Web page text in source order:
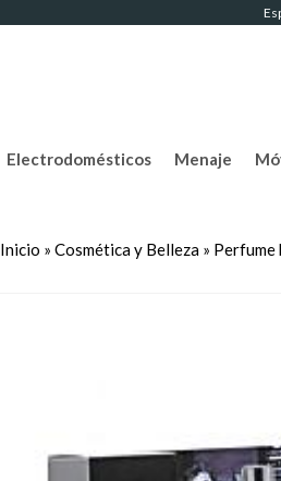
Electrodomésticos Menaje
Inicio » Cosmética y Belleza » Perfume